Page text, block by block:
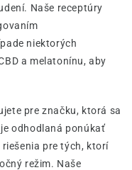
Naše receptúry
niektorých
a melatonínu, aby
pre značku, ktorá sa
odhodlaná ponúkať
pre tých, ktorí
režim. Naše